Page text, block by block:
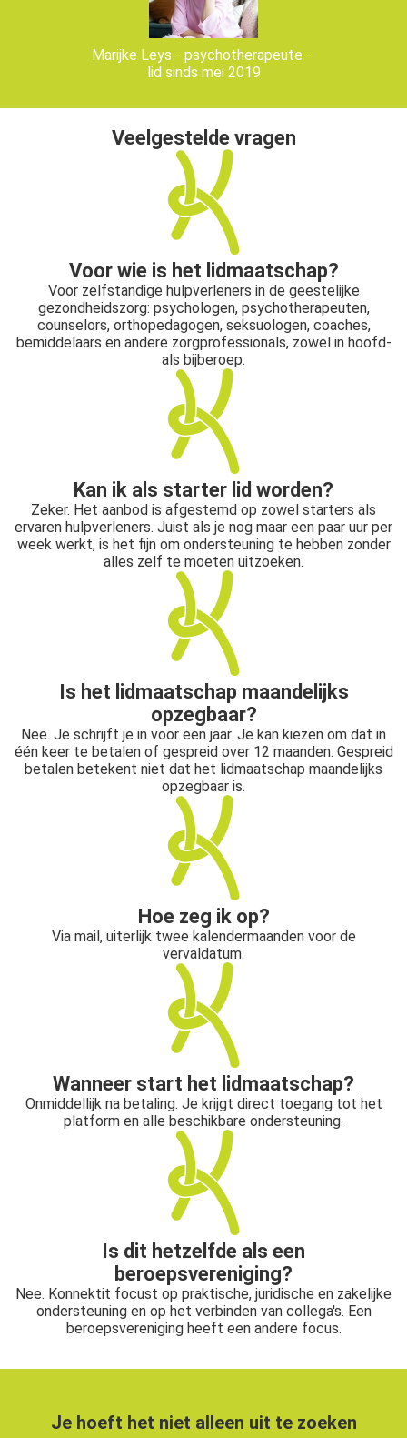
Marijke Leys - psychotherapeute -
lid sinds mei 2019
Veelgestelde vragen
Voor wie is het lidmaatschap?
Voor zelfstandige hulpverleners in de geestelijke
gezondheidszorg: psychologen, psychotherapeuten,
counselors, orthopedagogen, seksuologen, coaches,
bemiddelaars en andere zorgprofessionals, zowel in hoofd-
als bijberoep.
Kan ik als starter lid worden?
Zeker. Het aanbod is afgestemd op zowel starters als
ervaren hulpverleners. Juist als je nog maar een paar uur per
week werkt, is het fijn om ondersteuning te hebben zonder
alles zelf te moeten uitzoeken.
Is het lidmaatschap maandelijks
opzegbaar?
Nee. Je schrijft je in voor een jaar. Je kan kiezen om dat in
één keer te betalen of gespreid over 12 maanden. Gespreid
betalen betekent niet dat het lidmaatschap maandelijks
opzegbaar is.
Hoe zeg ik op?
Via mail, uiterlijk twee kalendermaanden voor de
vervaldatum.
Wanneer start het lidmaatschap?
Onmiddellijk na betaling. Je krijgt direct toegang tot het
platform en alle beschikbare ondersteuning.
Is dit hetzelfde als een
beroepsvereniging?
Nee. Konnektit focust op praktische, juridische en zakelijke
ondersteuning en op het verbinden van collega's. Een
beroepsvereniging heeft een andere focus.
Je hoeft het niet alleen uit te zoeken